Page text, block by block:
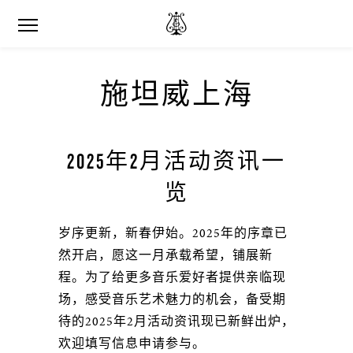
施坦威上海
2025年2月活动资讯一
览
岁序更新，新春伊始。2025年的序章已
然开启，愿这一月承载希望，铺展新
程。为了给更多音乐爱好者提供亲临现
场，感受音乐艺术魅力的机会，备受期
待的2025年2月活动资讯现已新鲜出炉，
欢迎填写信息申请参与。